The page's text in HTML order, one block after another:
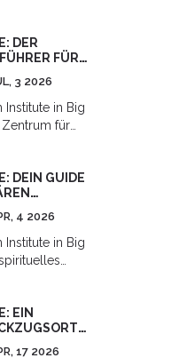
DER
FÜR
3 2026
Institute in Big
Zentrum für
fernab
DEIN GUIDE
4 2026
Institute in Big
EIN
17 2026